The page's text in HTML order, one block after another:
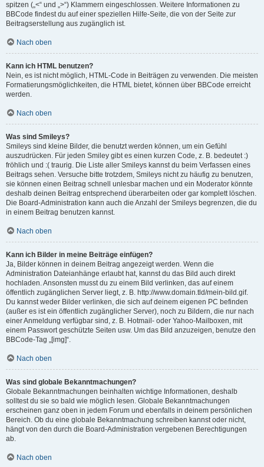
spitzen („<“ und „>“) Klammern eingeschlossen. Weitere Informationen zu
BBCode findest du auf einer speziellen Hilfe-Seite, die von der Seite zur
Beitragserstellung aus zugänglich ist.
Nach oben
Kann ich HTML benutzen?
Nein, es ist nicht möglich, HTML-Code in Beiträgen zu verwenden. Die meisten
Formatierungsmöglichkeiten, die HTML bietet, können über BBCode erreicht
werden.
Nach oben
Was sind Smileys?
Smileys sind kleine Bilder, die benutzt werden können, um ein Gefühl
auszudrücken. Für jeden Smiley gibt es einen kurzen Code, z. B. bedeutet :)
fröhlich und :( traurig. Die Liste aller Smileys kannst du beim Verfassen eines
Beitrags sehen. Versuche bitte trotzdem, Smileys nicht zu häufig zu benutzen,
sie können einen Beitrag schnell unlesbar machen und ein Moderator könnte
deshalb deinen Beitrag entsprechend überarbeiten oder gar komplett löschen.
Die Board-Administration kann auch die Anzahl der Smileys begrenzen, die du
in einem Beitrag benutzen kannst.
Nach oben
Kann ich Bilder in meine Beiträge einfügen?
Ja, Bilder können in deinem Beitrag angezeigt werden. Wenn die
Administration Dateianhänge erlaubt hat, kannst du das Bild auch direkt
hochladen. Ansonsten musst du zu einem Bild verlinken, das auf einem
öffentlich zugänglichen Server liegt, z. B. http://www.domain.tld/mein-bild.gif.
Du kannst weder Bilder verlinken, die sich auf deinem eigenen PC befinden
(außer es ist ein öffentlich zugänglicher Server), noch zu Bildern, die nur nach
einer Anmeldung verfügbar sind, z. B. Hotmail- oder Yahoo-Mailboxen, mit
einem Passwort geschützte Seiten usw. Um das Bild anzuzeigen, benutze den
BBCode-Tag „[img]“.
Nach oben
Was sind globale Bekanntmachungen?
Globale Bekanntmachungen beinhalten wichtige Informationen, deshalb
solltest du sie so bald wie möglich lesen. Globale Bekanntmachungen
erscheinen ganz oben in jedem Forum und ebenfalls in deinem persönlichen
Bereich. Ob du eine globale Bekanntmachung schreiben kannst oder nicht,
hängt von den durch die Board-Administration vergebenen Berechtigungen
ab.
Nach oben